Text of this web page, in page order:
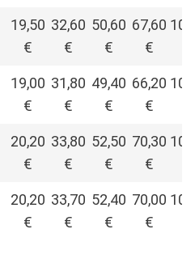
19,50
€
32,60
€
50,60
€
67,60
€
19,00
€
31,80
€
49,40
€
66,20
€
20,20
€
33,80
€
52,50
€
70,30
€
20,20
€
33,70
€
52,40
€
70,00
€